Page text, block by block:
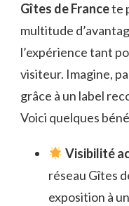
Gîtes de Francete
multitude
l’expérience tant
visiteur. Imagine,
grâce à un label
Voici quelques
Visibilité
réseau Gîtes
exposition à